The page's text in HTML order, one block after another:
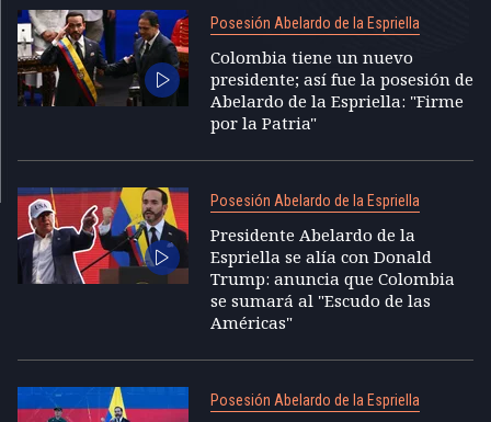
Posesión Abelardo de la Espriella
Colombia tiene un nuevo
presidente; así fue la posesión de
Abelardo de la Espriella: "Firme
por la Patria"
Posesión Abelardo de la Espriella
Presidente Abelardo de la
Espriella se alía con Donald
Trump: anuncia que Colombia
se sumará al "Escudo de las
Américas"
Posesión Abelardo de la Espriella